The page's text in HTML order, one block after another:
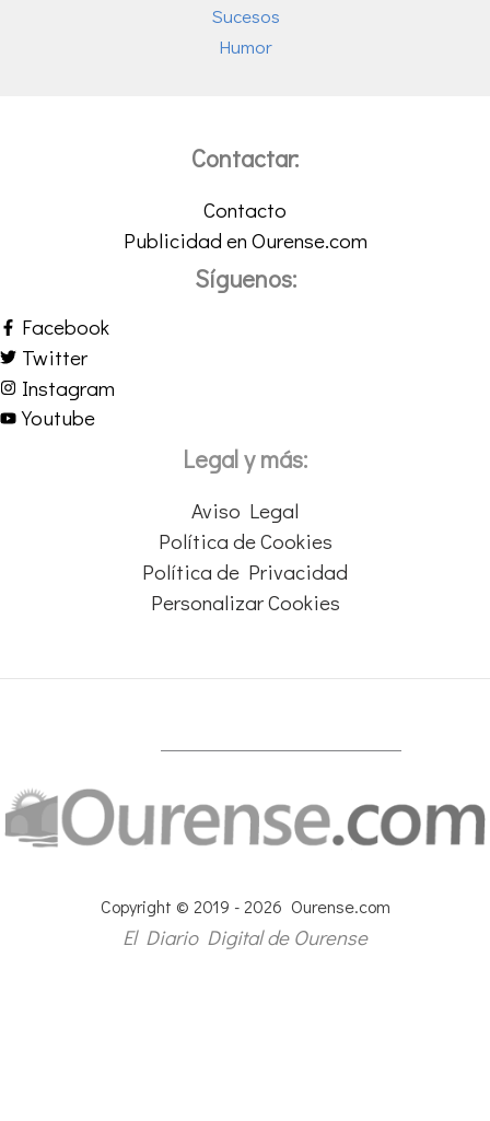
Sucesos
Humor
Contactar:
Contacto
Publicidad en Ourense.com
Síguenos:
Facebook
Twitter
Instagram
Youtube
Legal y más:
Aviso Legal
Política de Cookies
Política de Privacidad
Personalizar Cookies
Copyright © 2019 - 2026 Ourense.com
El Diario Digital de Ourense